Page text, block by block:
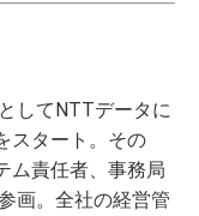
してNTTデータに
スタート。その
ム責任者、事務局
画。全社の経営管